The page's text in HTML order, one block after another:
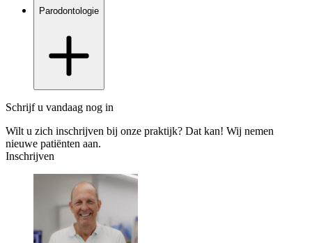
Parodontologie
Schrijf u vandaag nog in
Wilt u zich inschrijven bij onze praktijk? Dat kan! Wij nemen
nieuwe patiënten aan.
Inschrijven